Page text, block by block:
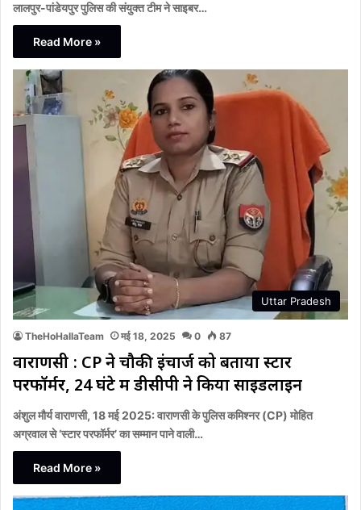
लालपुर-पांडेयपुर पुलिस की संयुक्त टीम ने साइबर…
Read More »
Uttar Pradesh
TheHoHallaTeam मई 18, 2025 0 87
वाराणसी : CP ने चौकी इंचार्ज को बताया स्टार
परफॉर्मर, 24 घंटे में डीसीपी ने किया साइडलाइन
अंशुल मौर्य वाराणसी, 18 मई 2025: वाराणसी के पुलिस कमिश्नर (CP) मोहित
अग्रवाल से ‘स्टार परफॉर्मर’ का सम्मान पाने वाली…
Read More »